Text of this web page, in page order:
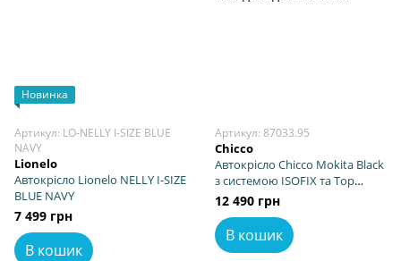
Новинка
Артикул: LO-NELLY I-SIZE BLUE
NAVY
Lionelo
Автокрісло Lionelo NELLY I-SIZE
BLUE NAVY
7 499 грн
В кошик
Артикул: 87033.95
Chicco
Автокрісло Chicco Mokita Black
з системою ISOFIX та Top
Tether, анатомічний вкладиш
для малюків
12 490 грн
В кошик